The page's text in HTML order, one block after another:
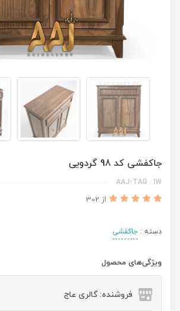
جاکفشی کد 98 گردویی
AAJ-TAG : IW
از 302
دسته : جاکفشی
ویژگی‌های محصول
فروشنده: گالری عاج